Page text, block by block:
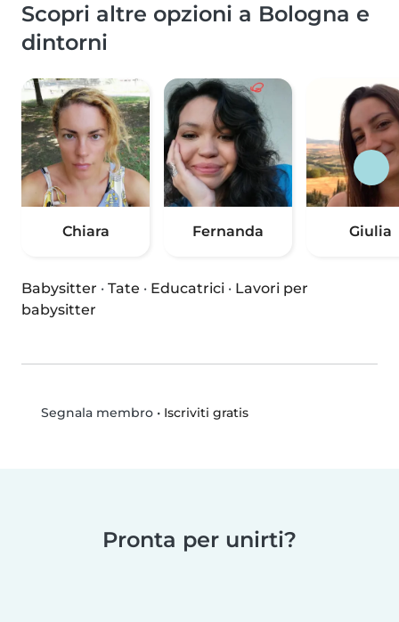
Scopri altre opzioni a Bologna e
dintorni
Chiara Fernanda Giulia
Babysitter · Tate · Educatrici · Lavori per
babysitter
Segnala membro• Iscriviti gratis
Pronta per unirti?